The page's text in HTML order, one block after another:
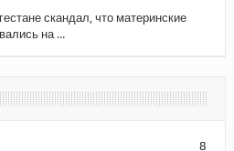
скандал, что материнские
на ...
8